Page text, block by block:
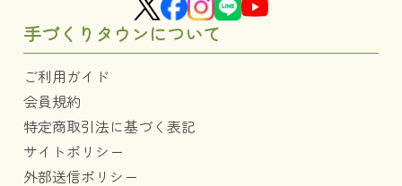
手づくりタウンについて
ご利用ガイド
会員規約
特定商取引法に基づく表記
サイトポリシー
外部送信ポリシー